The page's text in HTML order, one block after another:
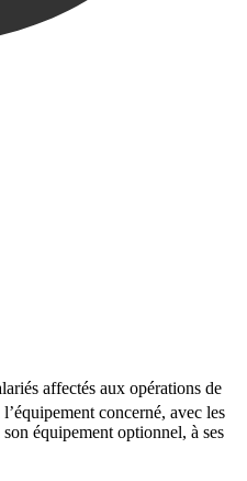
affectés aux opérations de
concerné, avec les
équipement optionnel, à ses